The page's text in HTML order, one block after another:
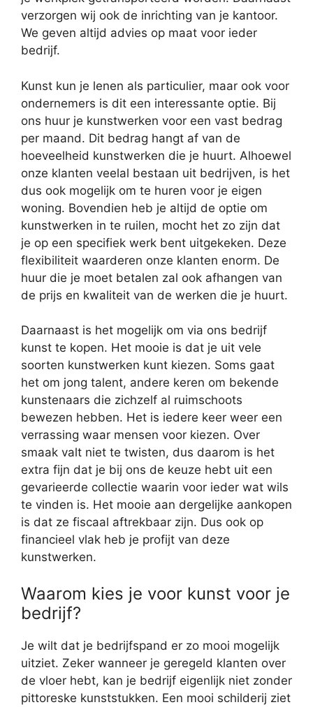
verzorgen wij ook de inrichting van je kantoor.
We geven altijd advies op maat voor ieder
bedrijf.
Kunst kun je lenen als particulier, maar ook voor
ondernemers is dit een interessante optie. Bij
ons huur je kunstwerken voor een vast bedrag
per maand. Dit bedrag hangt af van de
hoeveelheid kunstwerken die je huurt. Alhoewel
onze klanten veelal bestaan uit bedrijven, is het
dus ook mogelijk om te huren voor je eigen
woning. Bovendien heb je altijd de optie om
kunstwerken in te ruilen, mocht het zo zijn dat
je op een specifiek werk bent uitgekeken. Deze
flexibiliteit waarderen onze klanten enorm. De
huur die je moet betalen zal ook afhangen van
de prijs en kwaliteit van de werken die je huurt.
Daarnaast is het mogelijk om via ons bedrijf
kunst te kopen. Het mooie is dat je uit vele
soorten kunstwerken kunt kiezen. Soms gaat
het om jong talent, andere keren om bekende
kunstenaars die zichzelf al ruimschoots
bewezen hebben. Het is iedere keer weer een
verrassing waar mensen voor kiezen. Over
smaak valt niet te twisten, dus daarom is het
extra fijn dat je bij ons de keuze hebt uit een
gevarieerde collectie waarin voor ieder wat wils
te vinden is. Het mooie aan dergelijke aankopen
is dat ze fiscaal aftrekbaar zijn. Dus ook op
financieel vlak heb je profijt van deze
kunstwerken.
Waarom kies je voor kunst voor je
bedrijf?
Je wilt dat je bedrijfspand er zo mooi mogelijk
uitziet. Zeker wanneer je geregeld klanten over
de vloer hebt, kan je bedrijf eigenlijk niet zonder
pittoreske kunststukken. Een mooi schilderij ziet